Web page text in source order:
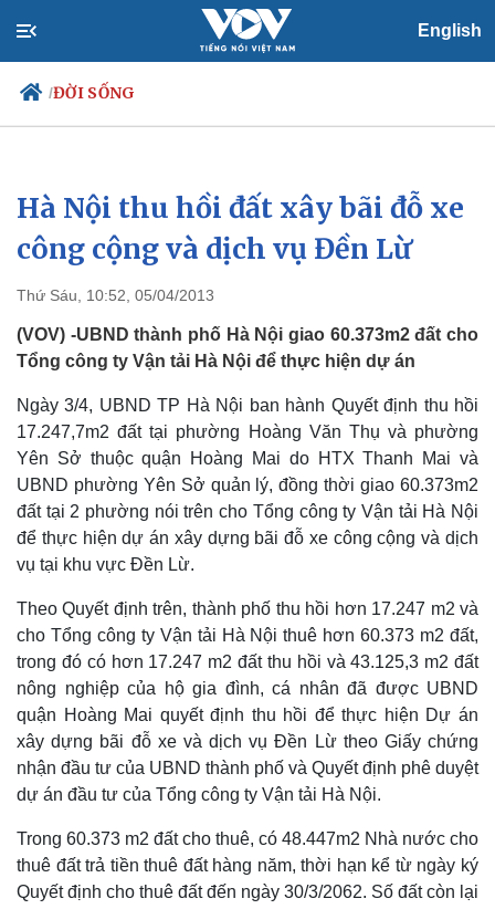
English
/ĐỜI SỐNG
Chính trị
Đảng
Tổ chức nhân sự
Nhận diện sự thật
Xã hội
Tin 24h
Dự báo thời tiết
Việc làm
Biển đảo
Hà Nội thu hồi đất xây bãi đỗ xe
công cộng và dịch vụ Đền Lừ
Thứ Sáu, 10:52, 05/04/2013
(VOV) -UBND thành phố Hà Nội giao 60.373m2 đất cho
Tổng công ty Vận tải Hà Nội để thực hiện dự án
Ngày 3/4, UBND TP Hà Nội ban hành Quyết định thu hồi
17.247,7m2 đất tại phường Hoàng Văn Thụ và phường
Yên Sở thuộc quận Hoàng Mai do HTX Thanh Mai và
UBND phường Yên Sở quản lý, đồng thời giao 60.373m2
đất tại 2 phường nói trên cho Tổng công ty Vận tải Hà Nội
để thực hiện dự án xây dựng bãi đỗ xe công cộng và dịch
vụ tại khu vực Đền Lừ.
Theo Quyết định trên, thành phố thu hồi hơn 17.247 m2 và
cho Tổng công ty Vận tải Hà Nội thuê hơn 60.373 m2 đất,
trong đó có hơn 17.247 m2 đất thu hồi và 43.125,3 m2 đất
nông nghiệp của hộ gia đình, cá nhân đã được UBND
quận Hoàng Mai quyết định thu hồi để thực hiện Dự án
xây dựng bãi đỗ xe và dịch vụ Đền Lừ theo Giấy chứng
nhận đầu tư của UBND thành phố và Quyết định phê duyệt
dự án đầu tư của Tổng công ty Vận tải Hà Nội.
Trong 60.373 m2 đất cho thuê, có 48.447m2 Nhà nước cho
thuê đất trả tiền thuê đất hàng năm, thời hạn kể từ ngày ký
Quyết định cho thuê đất đến ngày 30/3/2062. Số đất còn lại